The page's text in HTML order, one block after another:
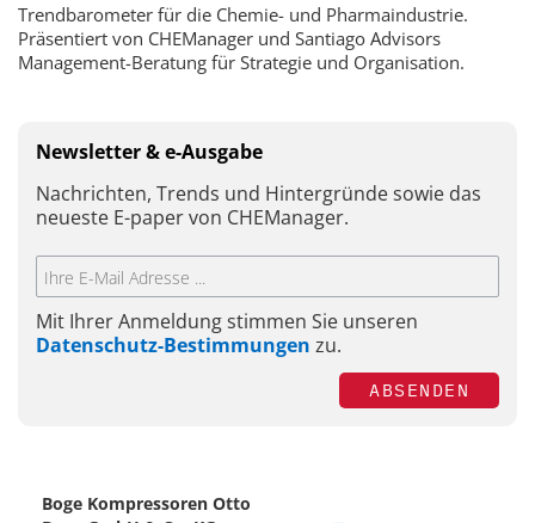
Trendbarometer für die Chemie- und Pharmaindustrie.
Präsentiert von CHEManager und Santiago Advisors
Management-Beratung für Strategie und Organisation.
Newsletter & e-Ausgabe
Nachrichten, Trends und Hintergründe sowie das
neueste E-paper von CHEManager.
Mit Ihrer Anmeldung stimmen Sie unseren
Datenschutz-Bestimmungen zu.
ABSENDEN
Boge Kompressoren Otto